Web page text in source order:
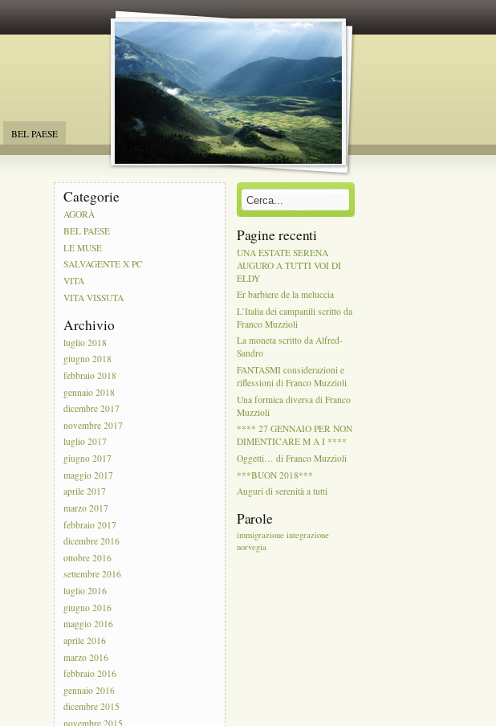
BEL PAESE
**************************************************
Categorie
AGORÀ
BEL PAESE
LE MUSE
SALVAGENTE X PC
VITA
VITA VISSUTA
Archivio
luglio 2018
giugno 2018
febbraio 2018
gennaio 2018
dicembre 2017
novembre 2017
luglio 2017
giugno 2017
maggio 2017
aprile 2017
marzo 2017
febbraio 2017
dicembre 2016
ottobre 2016
settembre 2016
luglio 2016
giugno 2016
maggio 2016
aprile 2016
marzo 2016
febbraio 2016
gennaio 2016
dicembre 2015
novembre 2015
Pagine recenti
UNA ESTATE SERENA
AUGURO A TUTTI VOI DI
ELDY
Er barbiere de la meluccia
L’Italia dei campanili scritto da
Franco Muzzioli
La moneta scritto da Alfred-
Sandro
FANTASMI considerazioni e
riflessioni di Franco Muzzioli
Una formica diversa di Franco
Muzzioli
**** 27 GENNAIO PER NON
DIMENTICARE M A I ****
Oggetti… di Franco Muzzioli
***BUON 2018***
Auguri di serenità a tutti
Parole
immigrazione integrazione
norvegia